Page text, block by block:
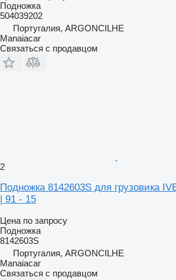
Подножка
504039202
Португалия, ARGONCILHE
Manaiacar
Связаться с продавцом
2
Подножка 8142603S для грузовика
| 91 - 15
Цена по запросу
Подножка
8142603S
Португалия, ARGONCILHE
Manaiacar
Связаться с продавцом